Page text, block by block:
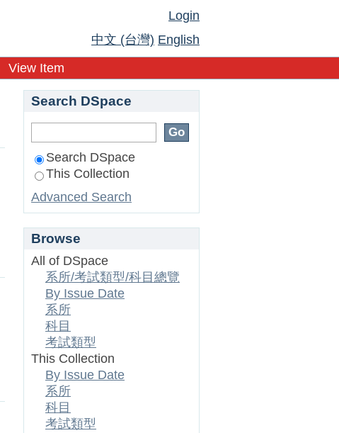
Login
中文 (台灣) English
View Item
Search DSpace
Search DSpace
This Collection
Advanced Search
Browse
All of DSpace
系所/考試類型/科目總覽
By Issue Date
系所
科目
考試類型
This Collection
By Issue Date
系所
科目
考試類型